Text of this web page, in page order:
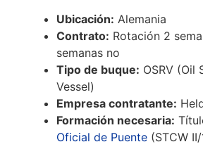
Ubicación: Alemania
Contrato: Rotación 2
semanas no
Tipo de buque: OSRV (Oil
Vessel)
Empresa contratante:
Formación necesaria:
Oficial de Puente (STCW II/